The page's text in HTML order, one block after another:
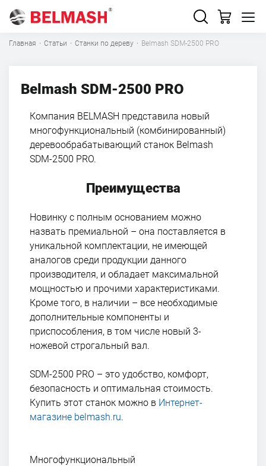
Главная · Статьи · Станки по дереву · Belmash SDM-2500 PRO
Belmash SDM-2500 PRO
Компания BELMASH представила новый
многофункциональный (комбинированный)
деревообрабатывающий станок Belmash
SDM-2500 PRO.
Преимущества
Новинку с полным основанием можно
назвать премиальной – она поставляется в
уникальной комплектации, не имеющей
аналогов среди продукции данного
производителя, и обладает максимальной
мощностью и прочими характеристиками.
Кроме того, в наличии – все необходимые
дополнительные компоненты и
приспособления, в том числе новый 3-
ножевой строгальный вал.
SDM-2500 PRO – это удобство, комфорт,
безопасность и оптимальная стоимость.
Купить этот станок можно в Интернет-
магазине belmash.ru.
Многофункциональный